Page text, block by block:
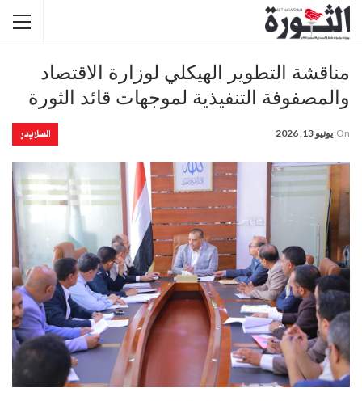
مناقشة التطوير الهيكلي لوزارة الاقتصاد
والمصفوفة التنفيذية لموجهات قائد الثورة
السلايدر On يونيو 13, 2026